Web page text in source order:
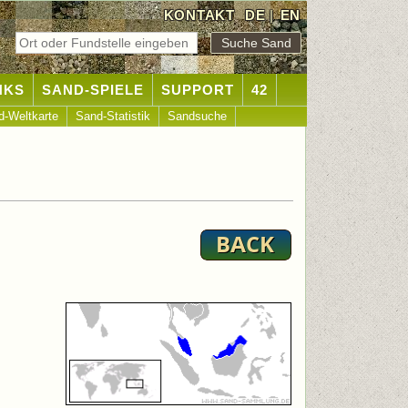
KONTAKT DE|EN
SAND-SPIELE SUPPORT 42
Weltkarte Sand-Statistik Sandsuche